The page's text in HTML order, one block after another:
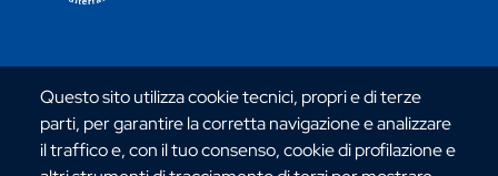
Questo sito utilizza cookie tecnici, propri e di terze
parti, per garantire la corretta navigazione e analizzare
il traffico e, con il tuo consenso, cookie di profilazione e
C.F. 80006510806
URP:urp@unirc.it
PEC:amministrazione@pec.unirc.it